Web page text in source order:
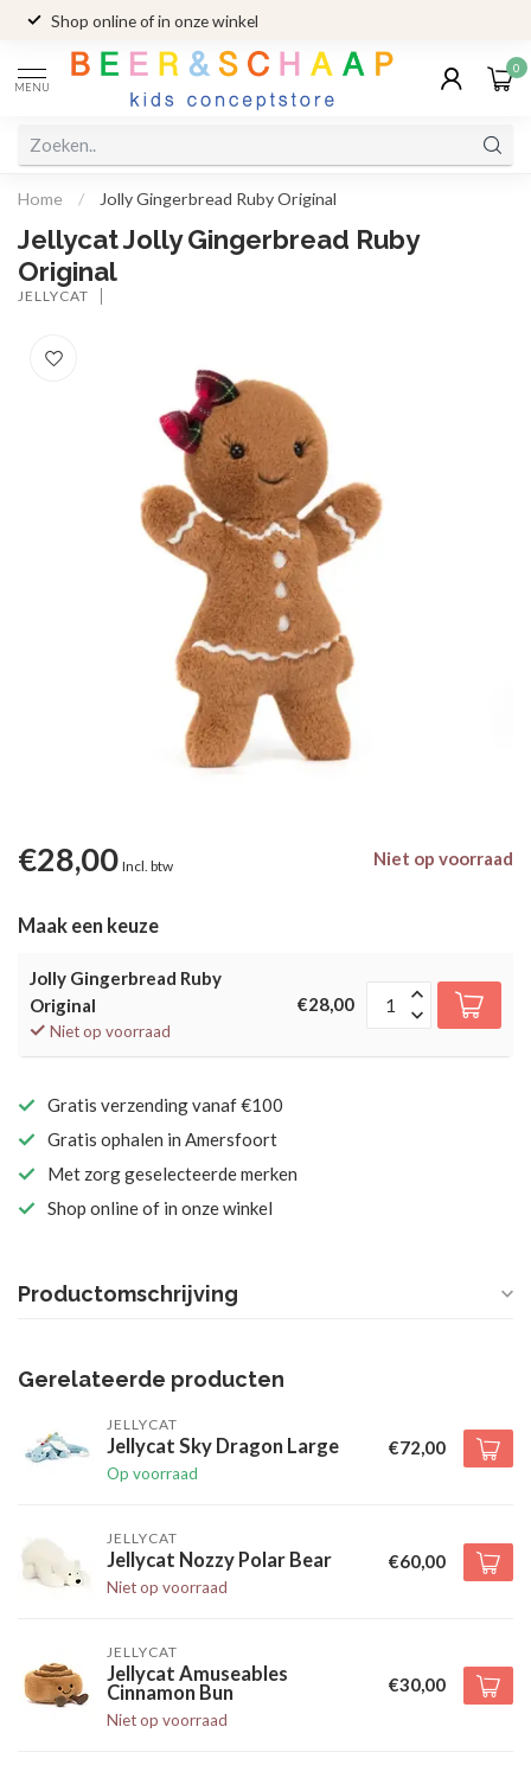
Shop online of in onze winkel
MENU
0
Home / Jolly Gingerbread Ruby Original
Jellycat Jolly Gingerbread Ruby
Original
JELLYCAT
€28,00 Incl. btw Niet op voorraad
Maak een keuze
Jolly Gingerbread Ruby
Original
Niet op voorraad
€28,00
Gratis verzending vanaf €100
Gratis ophalen in Amersfoort
Met zorg geselecteerde merken
Shop online of in onze winkel
Productomschrijving
Gerelateerde producten
JELLYCAT
Jellycat Sky Dragon Large
Op voorraad
€72,00
JELLYCAT
Jellycat Nozzy Polar Bear
Niet op voorraad
€60,00
JELLYCAT
Jellycat Amuseables
Cinnamon Bun
Niet op voorraad
€30,00